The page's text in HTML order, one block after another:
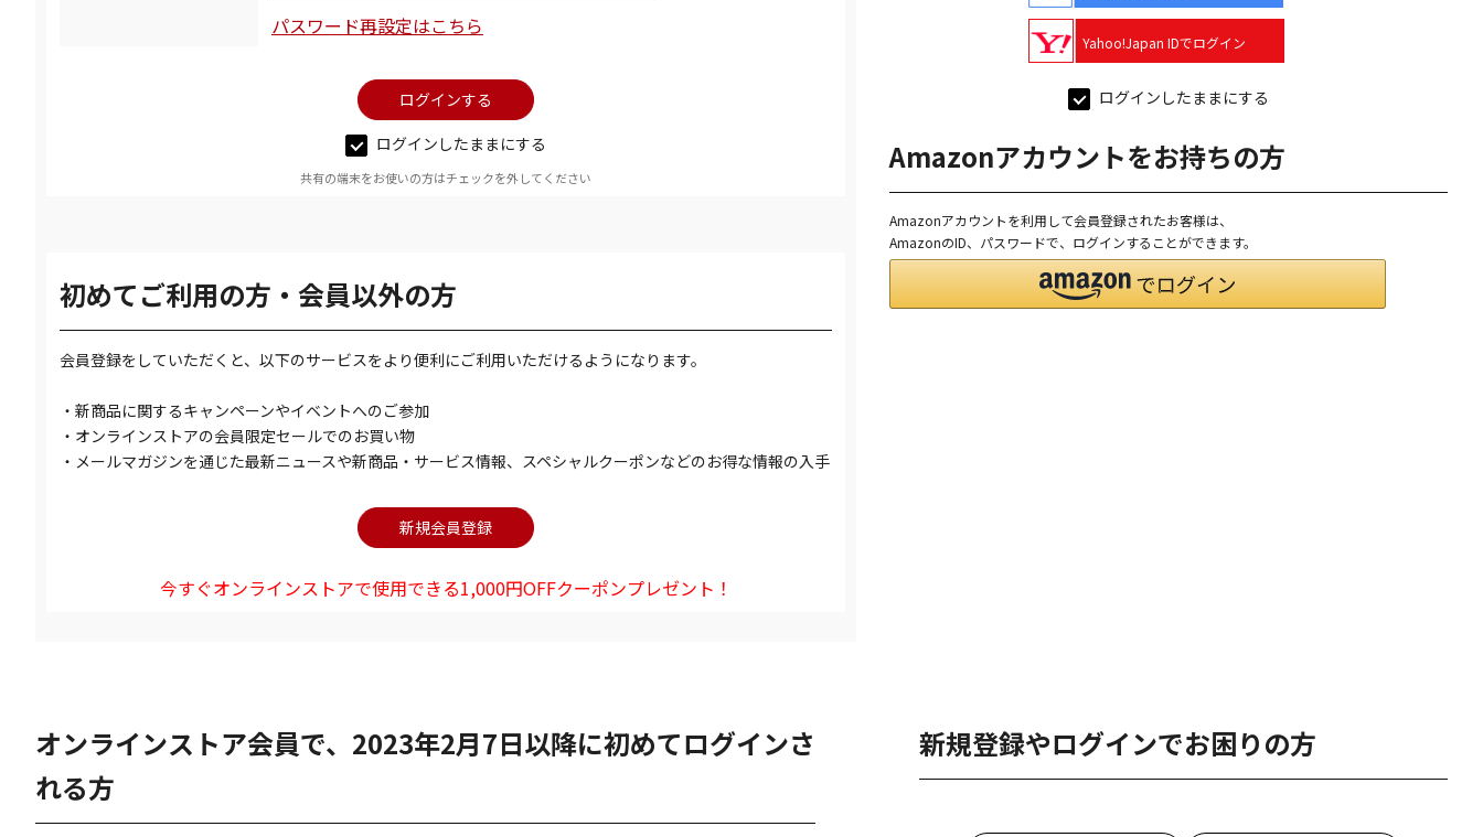
パスワード再設定はこちら
ログインしたままにする
共有の端末をお使いの方はチェックを外してください
初めてご利用の方・会員以外の方
会員登録をしていただくと、以下のサービスをより便利にご利用いただけるようになります。
・新商品に関するキャンペーンやイベントへのご参加
・オンラインストアの会員限定セールでのお買い物
・メールマガジンを通じた最新ニュースや新商品・サービス情報、スペシャルクーポンなどのお得な情報の入手
今すぐオンラインストアで使用できる1,000円OFFクーポンプレゼント！
Yahoo!Japan IDでログイン
ログインしたままにする
Amazonアカウントをお持ちの方
Amazonアカウントを利用して会員登録されたお客様は、
AmazonのID、パスワードで、ログインすることができます。
オンラインストア会員で、2023年2月7日以降に初めてログインさ
れる方
新規登録やログインでお困りの方